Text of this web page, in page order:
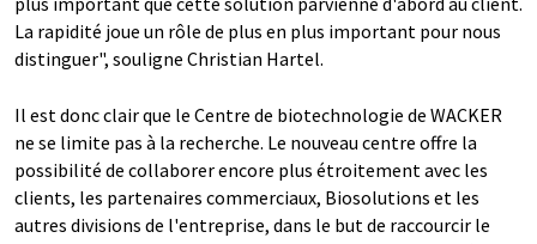
La rapidité joue un rôle de plus en plus important pour nous
distinguer", souligne Christian Hartel.
Il est donc clair que le Centre de biotechnologie de WACKER
ne se limite pas à la recherche. Le nouveau centre offre la
possibilité de collaborer encore plus étroitement avec les
clients, les partenaires commerciaux, Biosolutions et les
autres divisions de l'entreprise, dans le but de raccourcir le